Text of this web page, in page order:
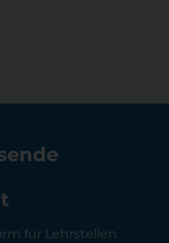
für Lehrstellen